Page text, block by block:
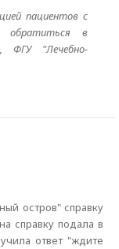
пациентов с
обратиться в
ФГУ "Лечебно-
остров" справку
справку подала в
ответ "ждите